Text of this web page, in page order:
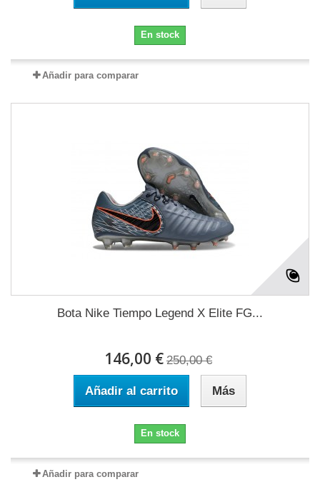
En stock
Añadir para comparar
Bota Nike Tiempo Legend X Elite FG...
146,00 € 250,00 €
Añadir al carrito Más
En stock
Añadir para comparar